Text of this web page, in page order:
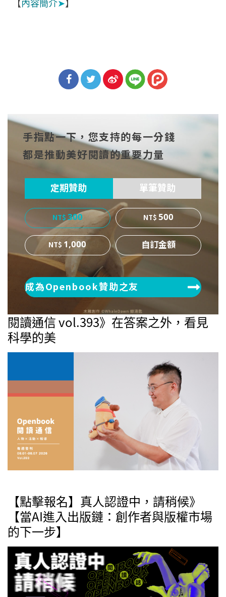
【內容簡介➤】
cebo
ok
witt
er
博
手指點一下，您支持的每一分錢
都是推動美好閱讀的重要力量
定期贊助 單筆贊助
300
500
1,000
成為Openbook贊助之友
閱讀通信 vol.393》在答案之外，看見
科學的美
【點擊報名】真人認證中，請稍候》
【當AI進入出版鏈：創作者與版權市場
的下一步】